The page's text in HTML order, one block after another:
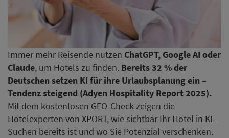
Immer mehr Reisende nutzen ChatGPT, Google AI oder
Claude, um Hotels zu finden. Bereits 32 % der
Deutschen setzen KI für ihre Urlaubsplanung ein –
Tendenz steigend (Adyen Hospitality Report 2025).
Mit dem kostenlosen GEO-Check zeigen die
Hotelexperten von XPORT, wie sichtbar Ihr Hotel in KI-
Suchen bereits ist und wo Sie Potenzial verschenken.